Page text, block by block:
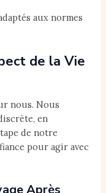
aux normes
de la Vie
nous. Nous
en
de notre
pour agir avec